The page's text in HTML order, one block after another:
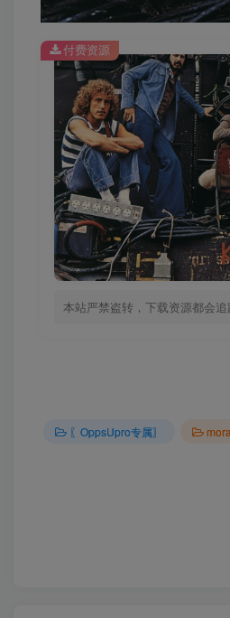
本站严禁盗转，下载资源都会
付费资源
〖OppsUpro专属〗 mora